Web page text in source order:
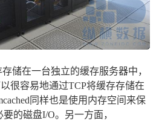
储在一台独立的缓存服务器中，
很容易地通过TCP将缓存存储在
同样也是使用内存空间来保
的磁盘I/O。另一方面，